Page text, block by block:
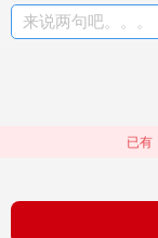
来说两句吧。。。
已有